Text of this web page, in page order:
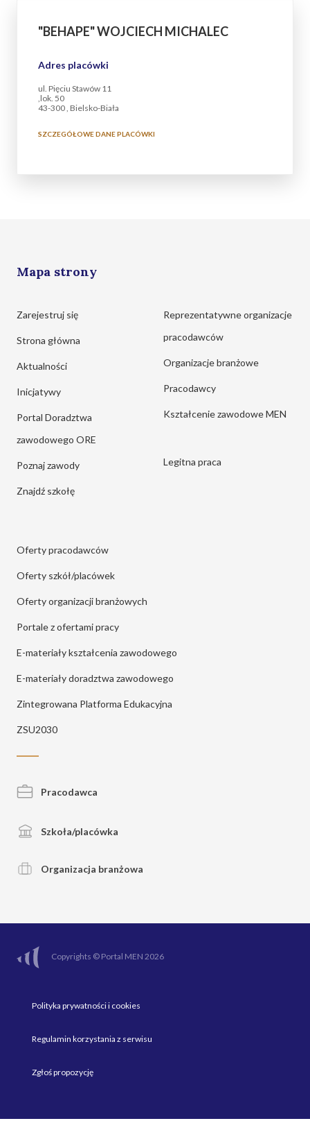
"BEHAPE" WOJCIECH MICHALEC
Adres placówki
ul. Pięciu Stawów 11
,lok. 50
43-300 , Bielsko-Biała
SZCZEGÓŁOWE DANE PLACÓWKI
Mapa strony
Zarejestruj się
Strona główna
Aktualności
Inicjatywy
Portal Doradztwa
zawodowego ORE
Poznaj zawody
Znajdź szkołę
Reprezentatywne organizacje
pracodawców
Organizacje branżowe
Pracodawcy
Kształcenie zawodowe MEN
Legitna praca
Oferty pracodawców
Oferty szkół/placówek
Oferty organizacji branżowych
Portale z ofertami pracy
E-materiały kształcenia zawodowego
E-materiały doradztwa zawodowego
Zintegrowana Platforma Edukacyjna
ZSU2030
Pracodawca
Szkoła/placówka
Organizacja branżowa
Copyrights © Portal MEN 2026
Polityka prywatności i cookies
Regulamin korzystania z serwisu
Zgłoś propozycję